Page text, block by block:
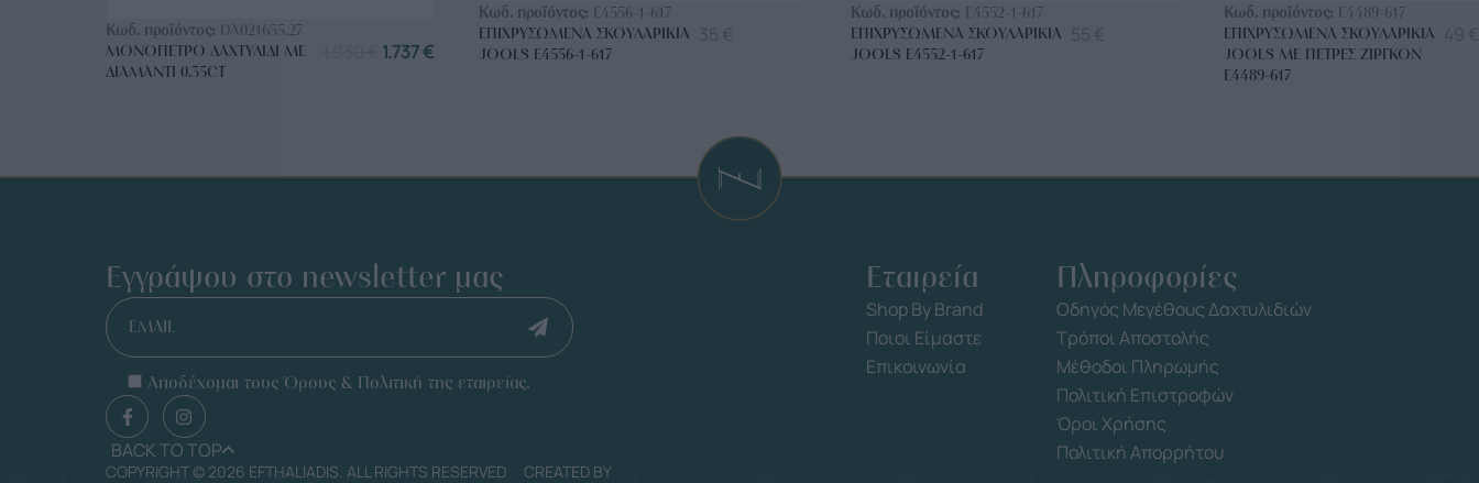
Κωδ. προϊόντος: DA021655.27
ΜΟΝΌΠΕΤΡΟ ΔΑΧΤΥΛΊΔΙ ΜΕ
ΔΙΑΜΆΝΤΙ 0.35CT
1.737€
Κωδ. προϊόντος: E4556-1-617
ΕΠΙΧΡΥΣΩΜΈΝΑ ΣΚΟΥΛΑΡΊΚΙΑ
JOOLS E4556-1-617
Κωδ. προϊόντος: E4552-1-617
ΕΠΙΧΡΥΣΩΜΈΝΑ ΣΚΟΥΛΑΡΊΚΙΑ
JOOLS E4552-1-617
Κωδ. προϊόντος: E4489-617
ΕΠΙΧΡΥΣΩΜΈΝΑ ΣΚΟΥΛΑΡΊΚΙΑ
JOOLS ΜΕ ΠΈΤΡΕΣ ΖΙΡΓΚΌΝ
E4489-617
Εγγράψου στο newsletter μας
EMAIL
Αποδέχομαι τους Όρους & Πολιτική της εταιρείας.
BACK TO TOP
Εταιρεία
Shop By Brand
Ποιοι Είμαστε
Επικοινωνία
Πληροφορίες
Οδηγός Μεγέθους Δαχτυλιδιών
Τρόποι Αποστολής
Μέθοδοι Πληρωμής
Πολιτική Επιστροφών
Όροι Χρήσης
Πολιτική Απορρήτου
COPYRIGHT © 2026 EFTHALIADIS. ALL RIGHTS RESERVED CREATED BY